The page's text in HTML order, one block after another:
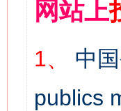
网站上
1、
中
publics